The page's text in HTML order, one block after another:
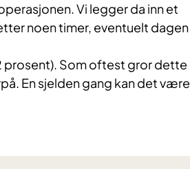
Vi legger da inn et
noen timer, eventuelt dagen
prosent). Som oftest gror dette
En sjelden gang kan det være